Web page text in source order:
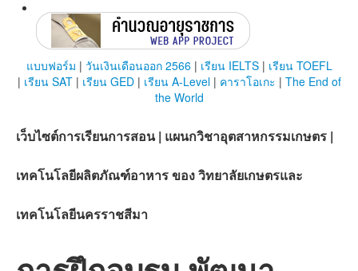
แบบฟอร์ม | วันเงินเดือนออก 2566| เรียน IELTS| เรียน TOEFL
| เรียน SAT| เรียน GED| เรียน A-Level| คาราโอเกะ | The End of
the World
เว็บไซต์การเรียนการสอน | แผนกวิชาอุตสาหกรรมเกษตร |
เทคโนโลยีผลิตภัณฑ์อาหาร ของ วิทยาลัยเกษตรและ
เทคโนโลยีนครราชสีมา